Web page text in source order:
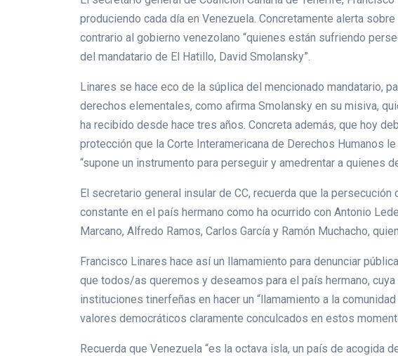
produciendo cada día en Venezuela. Concretamente alerta
contrario al gobierno venezolano “quienes están sufriendo
del mandatario de El Hatillo, David Smolansky”.
Linares se hace eco de la súplica del mencionado mandatario,
derechos elementales, como afirma Smolansky en su misiva,
ha recibido desde hace tres años. Concreta además, que hoy
protección que la Corte Interamericana de Derechos Humanos
“supone un instrumento para perseguir y amedrentar a quienes
El secretario general insular de CC, recuerda que la
constante en el país hermano como ha ocurrido con Antonio
Marcano, Alfredo Ramos, Carlos García y Ramón Muchacho,
Francisco Linares hace así un llamamiento para denunciar
que todos/as queremos y deseamos para el país hermano,
instituciones tinerfeñas en hacer un “llamamiento a la
valores democráticos claramente conculcados en estos
Recuerda que Venezuela “es la octava isla, un país de